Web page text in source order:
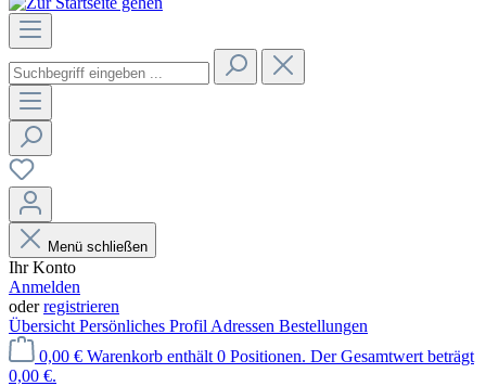
Menü schließen
Ihr Konto
Anmelden
oderregistrieren
Übersicht Persönliches Profil Adressen Bestellungen
0,00 € Warenkorb enthält 0 Positionen. Der Gesamtwert beträgt
0,00 €.